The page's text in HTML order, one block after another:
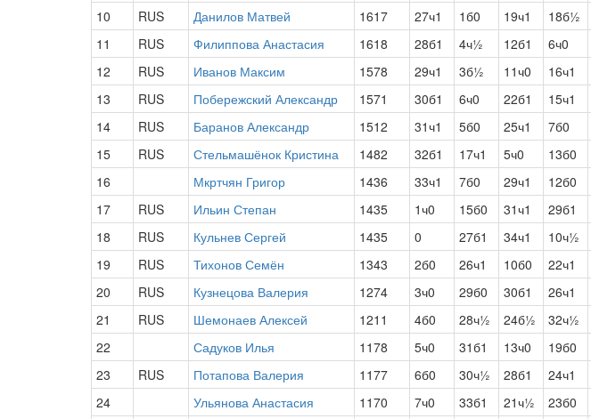
10
RUS Данилов Матвей 1617 27ч1 1б0 19ч1 18б½
11
RUS Филиппова Анастасия 1618 28б1 4ч½ 12б1 6ч0
12
RUS Иванов Максим 1578 29ч1 3б½ 11ч0 16ч1
13
RUS Побережский Александр 1571 30б1 6ч0 22б1 15ч1
14
RUS Баранов Александр 1512 31ч1 5б0 25ч1 7б0
15
RUS Стельмашёнок Кристина 1482 32б1 17ч1 5ч0 13б0
16
Мкртчян Григор 1436 33ч1 7б0 29ч1 12б0
17
RUS Ильин Степан 1435 1ч0 15б0 31ч1 29б1
18
RUS Кульнев Сергей 1435 0 27б1 34ч1 10ч½
19
RUS Тихонов Семён 1343 2б0 26ч1 10б0 22ч1
20
RUS Кузнецова Валерия 1274 3ч0 29б0 30б1 26ч1
21
RUS Шемонаев Алексей 1211 4б0 28ч½ 24б½ 32ч½
22
Садуков Илья 1178 5ч0 31б1 13ч0 19б0
23
RUS Потапова Валерия 1177 6б0 30ч½ 28б1 24ч1
24
Ульянова Анастасия 1170 7ч0 33б1 21ч½ 23б0